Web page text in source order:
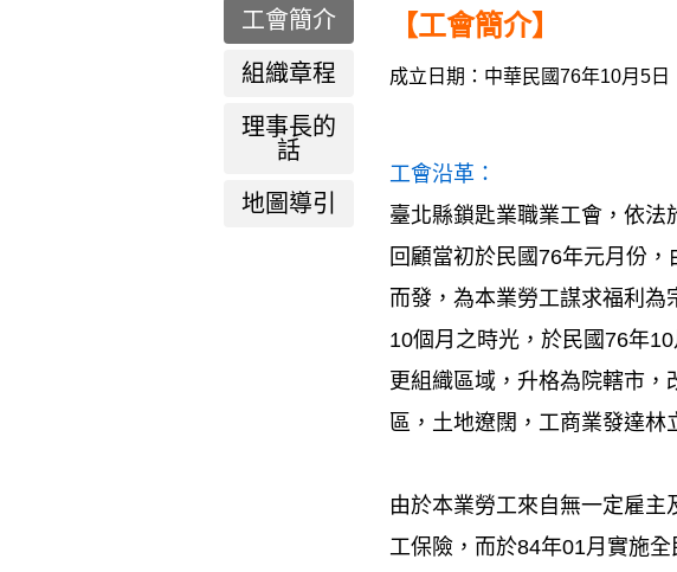
工會簡介
組織章程
理事長的
話
地圖導引
【工會簡介】
成立日期：中華民國76年10月5日
工會沿革：
臺北縣鎖匙業職業工會，依法
回顧當初於民國76年元月份
而發，為本業勞工謀求福利
10個月之時光，於民國76年
更組織區域，升格為院轄市
區，土地遼闊，工商業發達林
由於本業勞工來自無一定雇
工保險，而於84年01月實施